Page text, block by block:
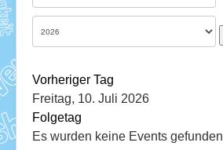
Services
Download
Vorheriger Tag
Freitag, 10. Juli 2026
Folgetag
Es wurden keine Events gefunden